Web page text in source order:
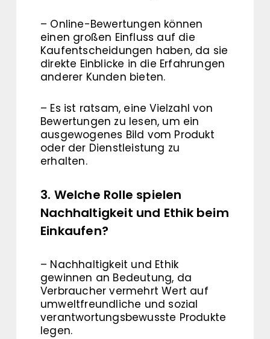
– Online-Bewertungen können
einen großen Einfluss auf die
Kaufentscheidungen haben, da sie
direkte Einblicke in die Erfahrungen
anderer Kunden bieten.
– Es ist ratsam, eine Vielzahl von
Bewertungen zu lesen, um ein
ausgewogenes Bild vom Produkt
oder der Dienstleistung zu
erhalten.
3. Welche Rolle spielen
Nachhaltigkeit und Ethik beim
Einkaufen?
– Nachhaltigkeit und Ethik
gewinnen an Bedeutung, da
Verbraucher vermehrt Wert auf
umweltfreundliche und sozial
verantwortungsbewusste Produkte
legen.